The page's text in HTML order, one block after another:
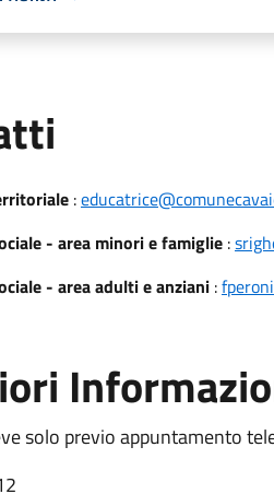
:
- area minori e famiglie:
- area adulti e anziani:
solo previo appuntamento